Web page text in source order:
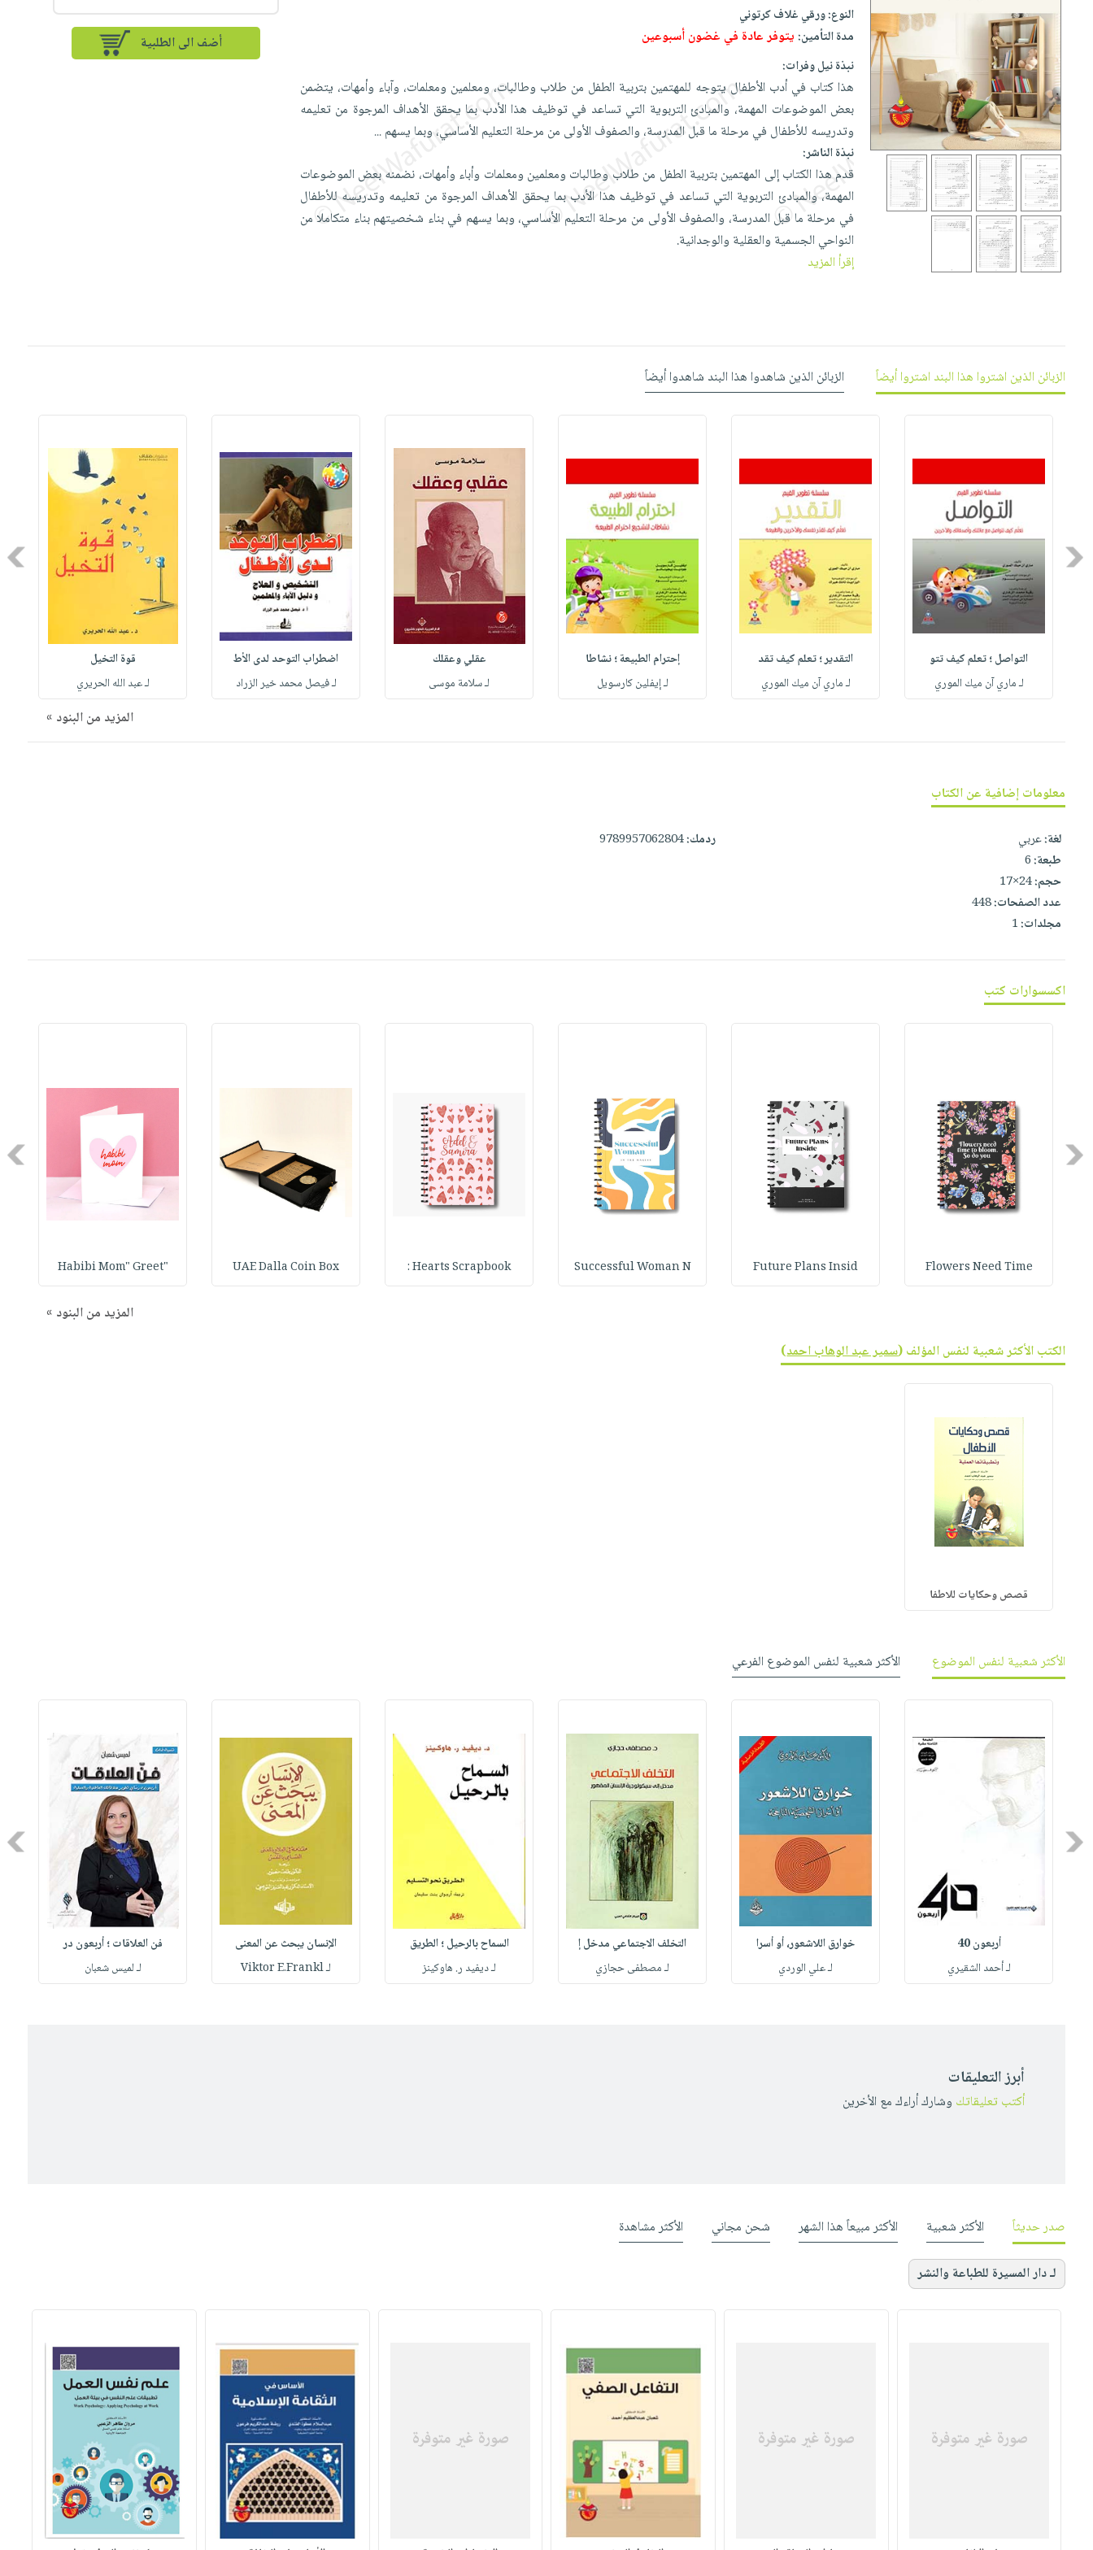
إختياراتنا
كتب
أكاديمية
صندوق
القراءة
English
books
iKitab
حدود
أسئلة
يتكرر
طرحها
تحميل
iKitab
على
Android
تحميل
iKitab
أسئلة
يتكرر
طرحها
تحميل
masmu3
على
Android
تحميل
masmu3
على
Apple
المواضيع
الأكثر
مبيعاً
إختياراتنا
وسائل
تعليمية
صندوق
القراءة
جوائز
الصحة
والعناية
الشخصية
جديد
الكل
أجهزة
العناية
الشخصية
العناية
وتصفيف
بالجسم
العناية
بالأسنان
الحمية
المطبخ
والسفرة
جديد
الكل
أدوات
والتخزين
أدوات
أقسام
الأكثر
مبيعاً
العودة
اكسسوارات
منزلية
اكسسوارات
ملابس
حقائب
صابون
مناسبات
شحن
مجاني
مختارة
اشتراكات
كل
صندوق
القراءة
iKitab
حدود
سياسة
فيديوهات
يتكرر
طرحها
خدمات
نيل
وفرات
انشر
كتابك
لائحة
نشرة
الإصدارات
النوع:ورقي غلاف كرتوني
مدة التأمين:يتوفر عادة في غضون أسبوعين
نبذة نيل وفرات:
هذا كتاب في أدب الأطفال يتوجه للمهتمين بتربية الطفل من طلاب وطالبات، ومعلمين ومعلمات، وآباء وأمهات، يتضمن
بعض الموضوعات المهمة، والمبادئ التربوية التي تساعد في توظيف هذا الأدب بما يحقق الأهداف المرجوة من تعليمه
وتدريسه للأطفال في مرحلة ما قبل المدرسة، والصفوف الأولى من مرحلة التعليم الأساسي، وبما يسهم...
نبذة الناشر:
قدم هذا الكتاب إلى المهتمين بتربية الطفل من طلاب وطالبات ومعلمين ومعلمات وأباء وأمهات، نضمنه بعض الموضوعات
المهمة، والمبادئ التربوية التي تساعد في توظيف هذا الأدب بما يحقق الأهداف المرجوة من تعليمه وتدريسه للأطفال
في مرحلة ما قبل المدرسة، والصفوف الأولى من مرحلة التعليم الأساسي، وبما يسهم في بناء شخصيتهم بناء متكاملا من
النواحي الجسمية والعقلية والوجدانية.
إقرأ المزيد
أضف الى الطلبية
الزبائن الذين اشتروا هذا البند اشتروا أيضاً الزبائن الذين شاهدوا هذا البند شاهدوا أيضاً
Previous
التواصل ؛ تعلم كيف تتو
لـ ماري آن ميك الموري
التقدير ؛ تعلم كيف تقد
لـ ماري آن ميك الموري
إحترام الطبيعة ؛ نشاطا
لـ إيفلين كارسويل
عقلي وعقلك
لـ سلامة موسى
اضطراب التوحد لدى الأط
لـ فيصل محمد خير الزراد
قوة التخيل
لـ عبد الله الحريري
المزيد من البنود »
معلومات إضافية عن الكتاب
لغة:عربي
طبعة:6
حجم:24×17
عدد الصفحات:448
مجلدات:1
ردمك:9789957062804
اكسسوارات كتب
Previous
Flowers Need Time
Future Plans Insid
Successful Woman N
Hearts Scrapbook :
UAE Dalla Coin Box
"Habibi Mom" Greet
المزيد من البنود »
الكتب الأكثر شعبية لنفس المؤلف (سمير عبد الوهاب احمد)
قصص وحكايات للاطفا
الأكثر شعبية لنفس الموضوع الأكثر شعبية لنفس الموضوع الفرعي
Previous
أربعون 40
لـ أحمد الشقيري
خوارق اللاشعور، أو أسرا
لـ علي الوردي
التخلف الاجتماعي مدخل إ
لـ مصطفى حجازي
السماح بالرحيل ؛ الطريق
لـ ديفيد ر. هاوكينز
الإنسان يبحث عن المعنى
لـ Viktor E.Frankl
فن العلاقات ؛ أربعون در
لـ لميس شعبان
أبرز التعليقات
أكتب تعليقاتك وشارك أراءك مع الأخرين
صدر حديثاً الأكثر شعبية الأكثر مبيعاً هذا الشهر شحن مجاني الأكثر مشاهدة
لـ دار المسيرة للطباعة والنشر